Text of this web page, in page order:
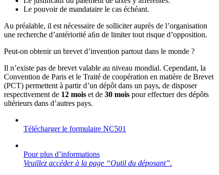
Le pouvoir de mandataire le cas échéant.
Au préalable, il est nécessaire de solliciter auprès de l’organisation
une recherche d’antériorité aﬁn de limiter tout risque d’opposition.
Peut-on obtenir un brevet d’invention partout dans le monde ?
Il n’existe pas de brevet valable au niveau mondial. Cependant, la
Convention de Paris et le Traité de coopération en matière de Brevet
(PCT) permettent à partir d’un dépôt dans un pays, de disposer
respectivement de 12 mois et de 30 mois pour effectuer des dépôts
ultérieurs dans d’autres pays.
Télécharger le formulaire NC501
Pour plus d’informations
Veuillez accéder à la page “Outil du déposant”.